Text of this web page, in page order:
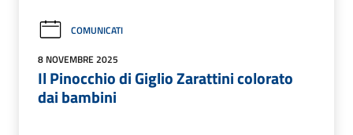
COMUNICATI
8 NOVEMBRE 2025
Il Pinocchio di Giglio Zarattini colorato
dai bambini